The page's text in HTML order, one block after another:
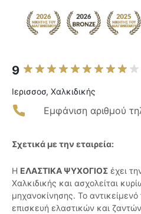
9
Ιερισσοσ, Χαλκιδικής
Εμφάνιση αριθμού
Σχετικά με την εταιρεία:
Η ΕΛΑΣΤΙΚΑ ΨΥΧΟΓΙΟΣ έχει
Χαλκιδικής και ασχολείται
μηχανοκίνησης. Το
επισκευή ελαστικών και